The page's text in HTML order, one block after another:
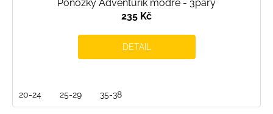
Ponožky Adventurik modré - 3páry
235 Kč
DETAIL
20-24 25-29 35-38